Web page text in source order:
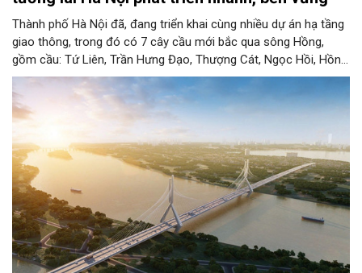
Thành phố Hà Nội đã, đang triển khai cùng nhiều dự án hạ tầng
giao thông, trong đó có 7 cây cầu mới bắc qua sông Hồng,
gồm cầu: Tứ Liên, Trần Hưng Đạo, Thượng Cát, Ngọc Hồi, Hồng
Hà, Mễ Sở và Vân Phúc. 7 cây cầu này vừa giải bài toán hạ tầng
giao thông Thủ đô, vừa thể hiện tầm nhìn chiến lược và cuộc
cách mạng không gian để định hình tương lai phát triển bền
vững Thủ đô trong kỷ nguyên mới.